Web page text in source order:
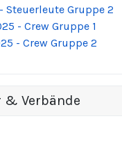
Steuerleute Gruppe 2
- Crew Gruppe 1
- Crew Gruppe 2
Verbände